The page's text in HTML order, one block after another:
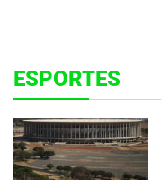
ESPORTES